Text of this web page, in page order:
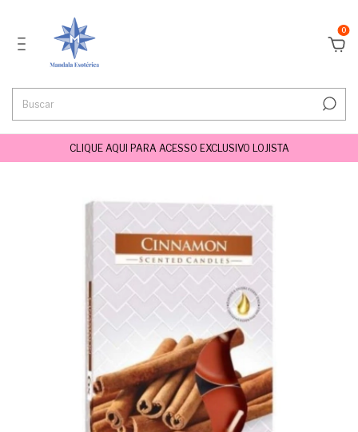
0
CLIQUE AQUI PARA ACESSO EXCLUSIVO LOJISTA